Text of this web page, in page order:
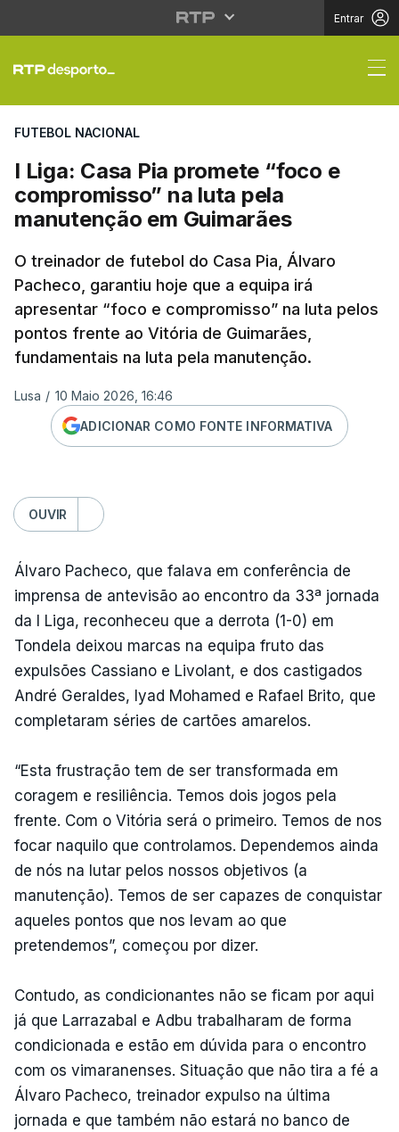
Entrar
I Liga: Casa Pia
FUTEBOL NACIONAL
I Liga: Casa Pia promete “foco e
compromisso” na luta pela
manutenção em Guimarães
O treinador de futebol do Casa Pia, Álvaro
Pacheco, garantiu hoje que a equipa irá
apresentar “foco e compromisso” na luta pelos
pontos frente ao Vitória de Guimarães,
fundamentais na luta pela manutenção.
Lusa / 10 Maio 2026, 16:46
ADICIONAR COMO FONTE INFORMATIVA
OUVIR
Álvaro Pacheco, que falava em conferência de
imprensa de antevisão ao encontro da 33ª jornada
da I Liga, reconheceu que a derrota (1-0) em
Tondela deixou marcas na equipa fruto das
expulsões Cassiano e Livolant, e dos castigados
André Geraldes, Iyad Mohamed e Rafael Brito, que
completaram séries de cartões amarelos.
“Esta frustração tem de ser transformada em
coragem e resiliência. Temos dois jogos pela
frente. Com o Vitória será o primeiro. Temos de nos
focar naquilo que controlamos. Dependemos ainda
de nós na lutar pelos nossos objetivos (a
manutenção). Temos de ser capazes de conquistar
aqueles pontos que nos levam ao que
pretendemos”, começou por dizer.
Contudo, as condicionantes não se ficam por aqui
já que Larrazabal e Adbu trabalharam de forma
condicionada e estão em dúvida para o encontro
com os vimaranenses. Situação que não tira a fé a
Álvaro Pacheco, treinador expulso na última
jornada e que também não estará no banco de